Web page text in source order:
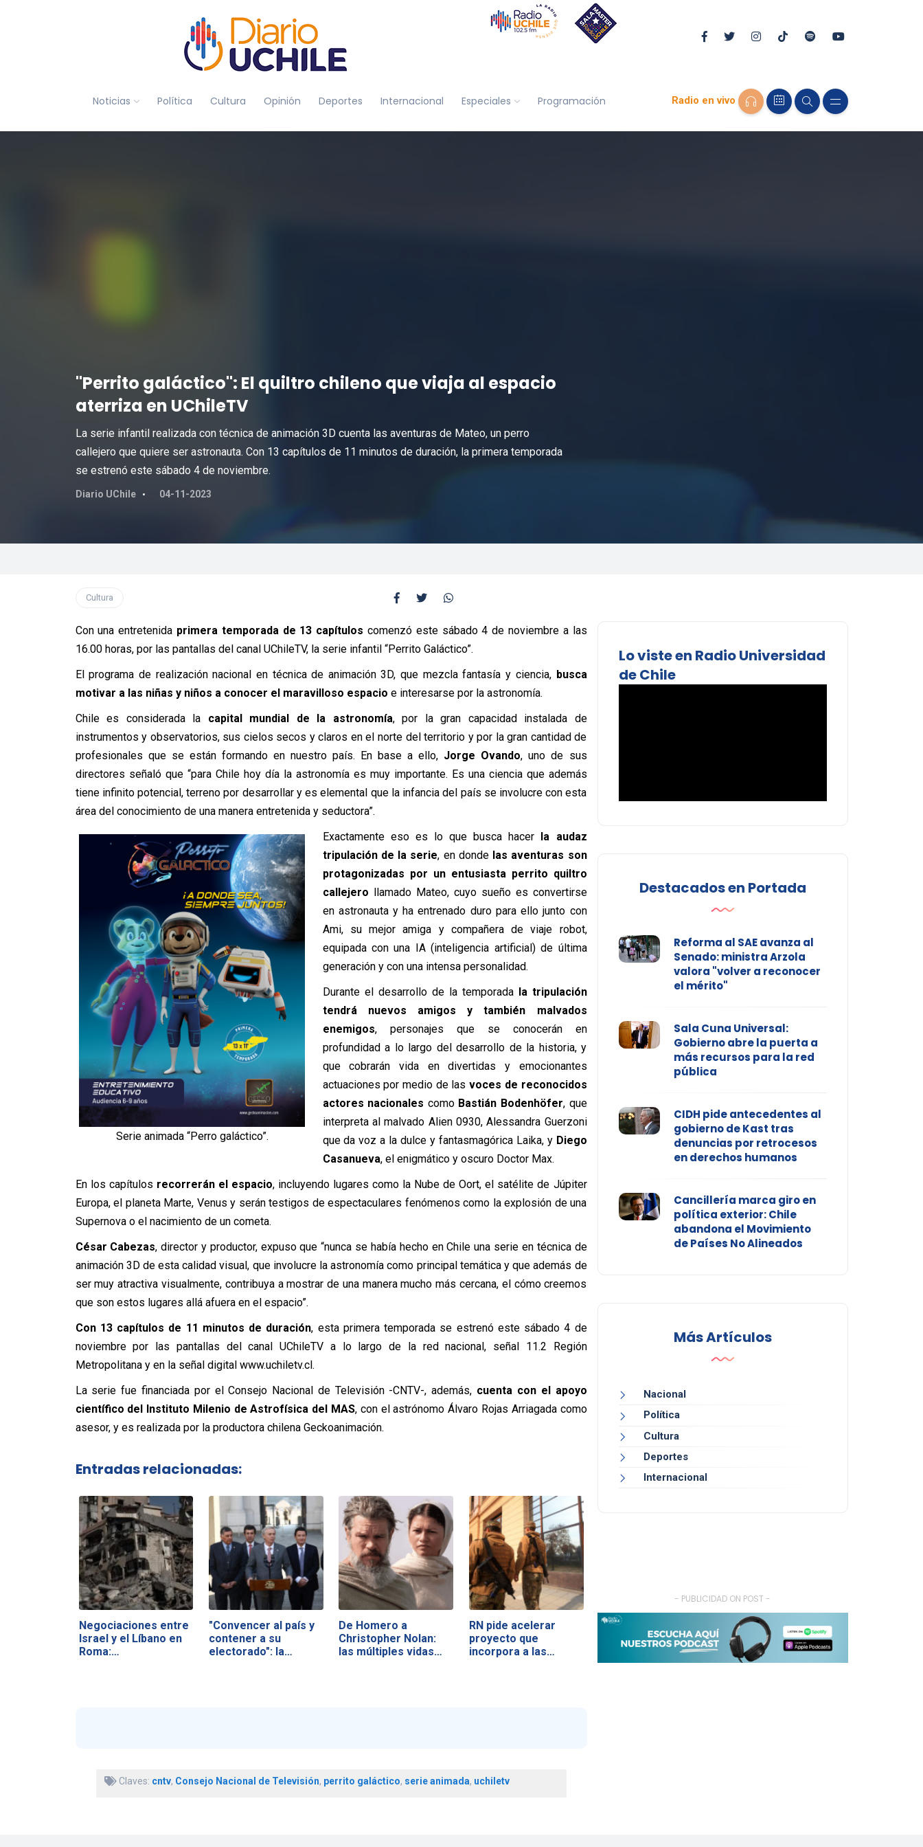
Noticias Política Cultura Opinión Deportes Internacional Especiales Programación Radio en vivo
"Perrito galáctico": El quiltro chileno que viaja al espacio
aterriza en UChileTV
La serie infantil realizada con técnica de animación 3D cuenta las aventuras de Mateo, un perro
callejero que quiere ser astronauta. Con 13 capítulos de 11 minutos de duración, la primera temporada
se estrenó este sábado 4 de noviembre.
Diario UChile 04-11-2023
Cultura
Con una entretenida primera temporada de 13 capítulos comenzó este sábado 4 de noviembre a las
16.00 horas, por las pantallas del canal UChileTV, la serie infantil “Perrito Galáctico”.
El programa de realización nacional en técnica de animación 3D, que mezcla fantasía y ciencia, busca
motivar a las niñas y niños a conocer el maravilloso espacio e interesarse por la astronomía.
Chile es considerada la capital mundial de la astronomía, por la gran capacidad instalada de
instrumentos y observatorios, sus cielos secos y claros en el norte del territorio y por la gran cantidad de
profesionales que se están formando en nuestro país. En base a ello, Jorge Ovando, uno de sus
directores señaló que “para Chile hoy día la astronomía es muy importante. Es una ciencia que además
tiene infinito potencial, terreno por desarrollar y es elemental que la infancia del país se involucre con esta
área del conocimiento de una manera entretenida y seductora”.
Serie animada “Perro galáctico”.
Exactamente eso es lo que busca hacer la audaz
tripulación de la serie, en donde las aventuras son
protagonizadas por un entusiasta perrito quiltro
callejero llamado Mateo, cuyo sueño es convertirse
en astronauta y ha entrenado duro para ello junto con
Ami, su mejor amiga y compañera de viaje robot,
equipada con una IA (inteligencia artificial) de última
generación y con una intensa personalidad.
Durante el desarrollo de la temporadala tripulación
tendrá nuevos amigos y también malvados
enemigos, personajes que se conocerán en
profundidad a lo largo del desarrollo de la historia, y
que cobrarán vida en divertidas y emocionantes
actuaciones por medio de las voces de reconocidos
actores nacionales como Bastián Bodenhöfer, que
interpreta al malvado Alien 0930, Alessandra Guerzoni
que da voz a la dulce y fantasmagórica Laika, y Diego
Casanueva, el enigmático y oscuro Doctor Max.
En los capítulos recorrerán el espacio, incluyendo lugares como la Nube de Oort, el satélite de Júpiter
Europa, el planeta Marte, Venus y serán testigos de espectaculares fenómenos como la explosión de una
Supernova o el nacimiento de un cometa.
César Cabezas, director y productor, expuso que “nunca se había hecho en Chile una serie en técnica de
animación 3D de esta calidad visual, que involucre la astronomía como principal temática y que además de
ser muy atractiva visualmente, contribuya a mostrar de una manera mucho más cercana, el cómo creemos
que son estos lugares allá afuera en el espacio”.
Con 13 capítulos de 11 minutos de duración, esta primera temporada se estrenó este sábado 4 de
noviembre por las pantallas del canal UChileTV a lo largo de la red nacional, señal 11.2 Región
Metropolitana y en la señal digital www.uchiletv.cl.
La serie fue financiada por el Consejo Nacional de Televisión -CNTV-, además, cuenta con el apoyo
científico del Instituto Milenio de Astrofísica del MAS, con el astrónomo Álvaro Rojas Arriagada como
asesor, y es realizada por la productora chilena Geckoanimación.
Entradas relacionadas:
Negociaciones entre
Israel y el Líbano en
Roma:…
"Convencer al país y
contener a su
electorado": la…
De Homero a
Christopher Nolan:
las múltiples vidas…
RN pide acelerar
proyecto que
incorpora a las…
Claves: cntv, Consejo Nacional de Televisión, perrito galáctico, serie animada, uchiletv
Lo viste en Radio Universidad
de Chile
Destacados en Portada
Reforma al SAE avanza al
Senado: ministra Arzola
valora "volver a reconocer
el mérito"
Sala Cuna Universal:
Gobierno abre la puerta a
más recursos para la red
pública
CIDH pide antecedentes al
gobierno de Kast tras
denuncias por retrocesos
en derechos humanos
Cancillería marca giro en
política exterior: Chile
abandona el Movimiento
de Países No Alineados
Más Artículos
Nacional
Política
Cultura
Deportes
Internacional
- PUBLICIDAD ON POST -